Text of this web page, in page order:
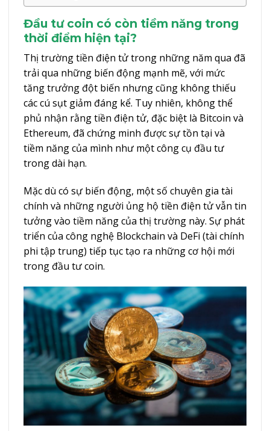
Đầu tư coin có còn tiềm năng trong
thời điểm hiện tại?
Thị trường tiền điện tử trong những năm qua đã
trải qua những biến động mạnh mẽ, với mức
tăng trưởng đột biến nhưng cũng không thiếu
các cú sụt giảm đáng kể. Tuy nhiên, không thể
phủ nhận rằng tiền điện tử, đặc biệt là Bitcoin và
Ethereum, đã chứng minh được sự tồn tại và
tiềm năng của mình như một công cụ đầu tư
trong dài hạn.
Mặc dù có sự biến động, một số chuyên gia tài
chính và những người ủng hộ tiền điện tử vẫn tin
tưởng vào tiềm năng của thị trường này. Sự phát
triển của công nghệ Blockchain và DeFi (tài chính
phi tập trung) tiếp tục tạo ra những cơ hội mới
trong đầu tư coin.